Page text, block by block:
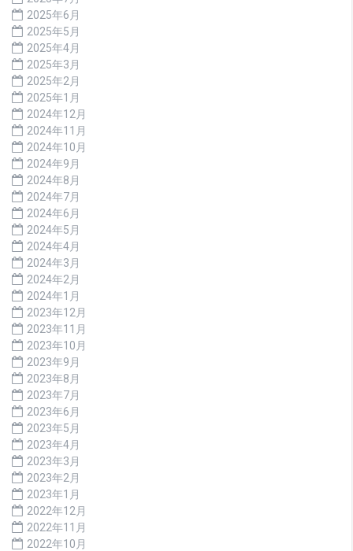
2025年6月
2025年5月
2025年4月
2025年3月
2025年2月
2025年1月
2024年12月
2024年11月
2024年10月
2024年9月
2024年8月
2024年7月
2024年6月
2024年5月
2024年4月
2024年3月
2024年2月
2024年1月
2023年12月
2023年11月
2023年10月
2023年9月
2023年8月
2023年7月
2023年6月
2023年5月
2023年4月
2023年3月
2023年2月
2023年1月
2022年12月
2022年11月
2022年10月